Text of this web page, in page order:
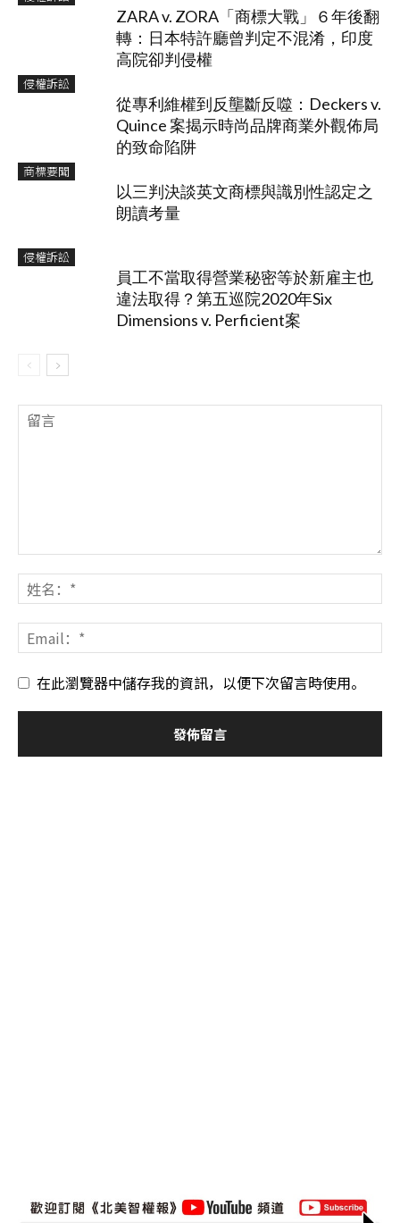
ZARA v. ZORA「商標大戰」６年後翻
轉：日本特許廳曾判定不混淆，印度
高院卻判侵權
侵權訴訟
從專利維權到反壟斷反噬：Deckers v.
Quince 案揭示時尚品牌商業外觀佈局
的致命陷阱
商標要聞
以三判決談英文商標與識別性認定之
朗讀考量
侵權訴訟
員工不當取得營業秘密等於新雇主也
違法取得？第五巡院2020年Six
Dimensions v. Perficient案
在此瀏覽器中儲存我的資訊，以便下次留言時使用。